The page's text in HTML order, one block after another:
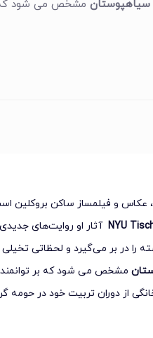
سیاهپوستان مشخص می شود که
آثار او روایت‌های جدیدی
در بر می‌گیرد و لحظاتی تخیلی
مشخص می شود که بر
از دوران تربیت خود در حومه